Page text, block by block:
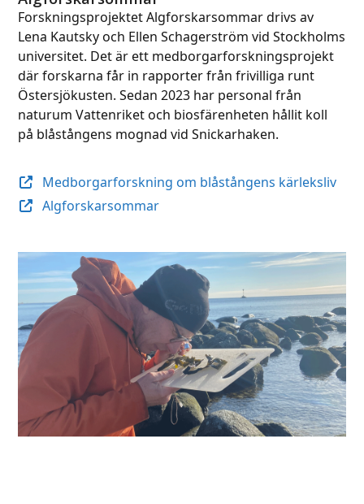
Forskningsprojektet Algforskarsommar drivs av
Lena Kautsky och Ellen Schagerström vid Stockholms
universitet. Det är ett medborgarforskningsprojekt
där forskarna får in rapporter från frivilliga runt
Östersjökusten. Sedan 2023 har personal från
naturum Vattenriket och biosfärenheten hållit koll
på blåstångens mognad vid Snickarhaken.
Medborgarforskning om blåstångens kärleksliv
Algforskarsommar